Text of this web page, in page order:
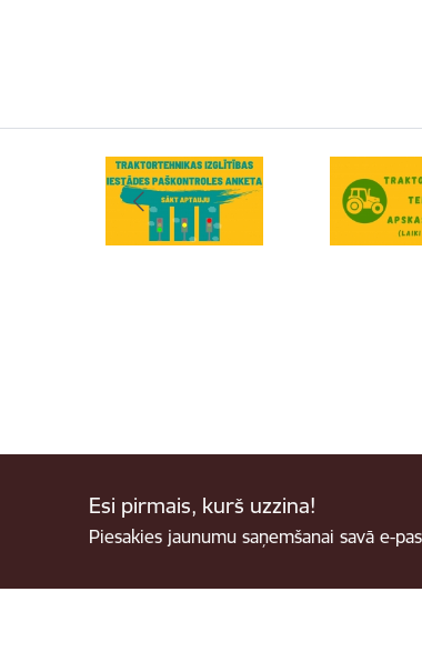
Esi pirmais, kurš uzzina!
Piesakies jaunumu saņemšanai savā e-